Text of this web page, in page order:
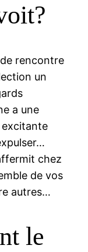
rencontre
un
a une
excitante
chez
de vos
autres…
le